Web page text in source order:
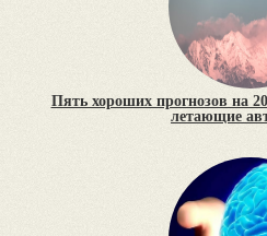
Пять хороших прогнозов на
летающие